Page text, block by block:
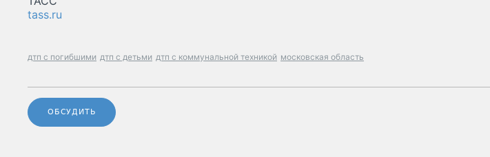
tass.ru
дтп с погибшими дтп с детьми дтп с коммунальной техникой московская область
ОБСУДИТЬ